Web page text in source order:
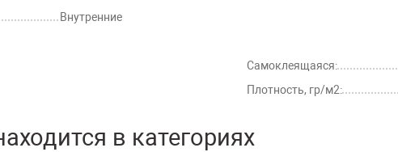
Внутренние
Самоклеящаяся:
Плотность, гр/м2:
в категориях